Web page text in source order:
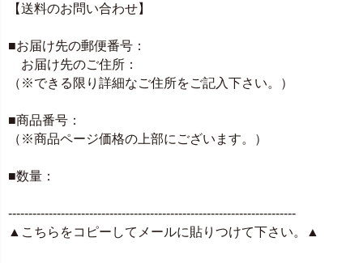
【送料のお問い合わせ】
■お届け先の郵便番号：
お届け先のご住所：
（※できる限り詳細なご住所をご記入下さい。）
■商品番号：
（※商品ページ価格の上部にございます。）
■数量：
-----------------------------------------------------------------------
▲こちらをコピーしてメールに貼りつけて下さい。▲